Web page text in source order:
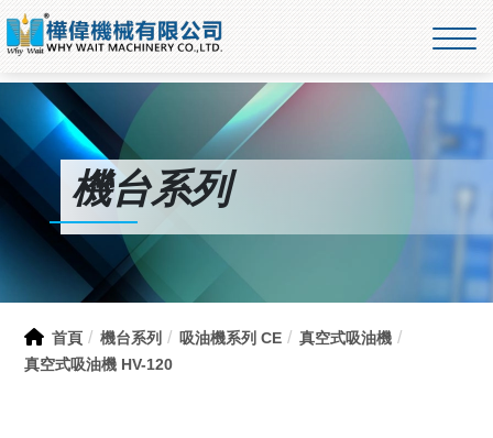
機台系列
首頁 機台系列 吸油機系列 CE
真空式吸油機
真空式吸油機 HV-120